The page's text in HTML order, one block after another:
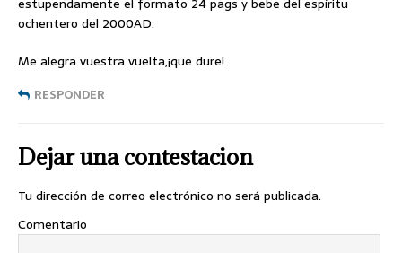
ochentero del 2000AD.
Me alegra vuestra vuelta,¡que dure!
RESPONDER
Dejar una contestacion
Tu dirección de correo electrónico no será publicada.
Comentario